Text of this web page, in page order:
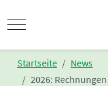
Mobile Menu Toggle
Startseite
News
2026: